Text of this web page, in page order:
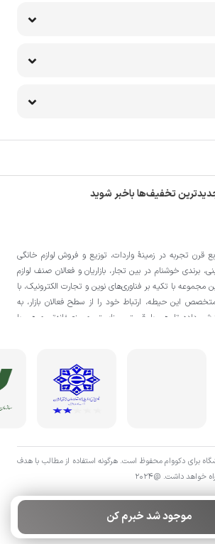
موجود شد خبرم کن
تخفیف‌ها باخبر شوید
قرن تجربه در زمينۀ واردات، توزيع و فروش لوازم خانگی
برندی خوشنام در بين تجار، بازاريان و فعالان صنف لوازم
با تكيه بر فناوری‌های نوين و تجارت الكترونيک، با
متخصص اين حيطه، ارتباط خود را از سطح فعالان بازار، به
داده تا هم با قيمتی مناسبتر و منصفانه‌تر و هم با
در خدمت هموطنان عزیز در اقصی نقاط ميهنمان باشد.
ثبت سفارش قبلی از طریق سایت و انتخاب زمان، امکان پذیر
برای دکووام محفوظ است. هرگونه استفاده از مطالب با هدف
خواهد داشت. @2024